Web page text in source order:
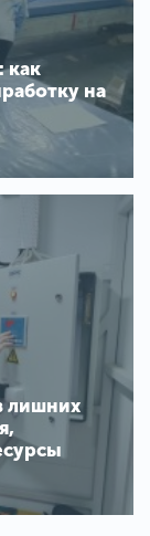
как
на
лишних